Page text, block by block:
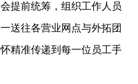
提前统筹，组织工作人员
送往各营业网点与外拓团
精准传递到每一位员工手